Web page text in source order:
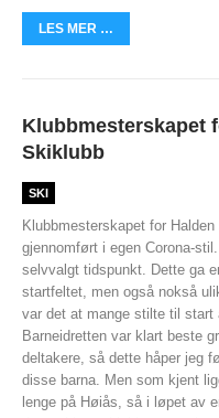
BARNEIDRETT
Påmeldingsskjema
Nyheter
Informasjon
KLATRING
Nyheter
Informasjon
LES MER …
Klubbmesterskapet
Skiklubb
SKI
Klubbmesterskapet for
gjennomført i egen Corona-
selvvalgt tidspunkt. Dette ga
startfeltet, men også nokså
var det at mange stilte til start
Barneidretten var klart beste
deltakere, så dette håper jeg
disse barna. Men som kjent
lenge på Høiås, så i løpet av